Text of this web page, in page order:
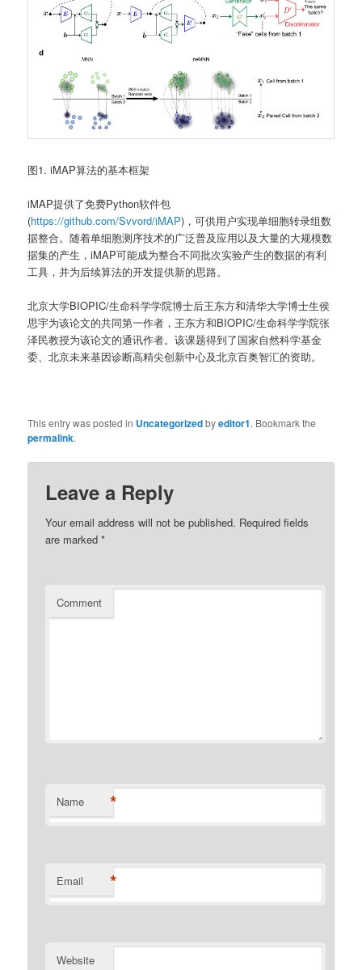
图1. iMAP算法的基本框架
iMAP提供了免费Python软件包
(https://github.com/Svvord/iMAP)，可供用户实现单细胞转录组数
据整合。随着单细胞测序技术的广泛普及应用以及大量的大规模数
据集的产生，iMAP可能成为整合不同批次实验产生的数据的有利
工具，并为后续算法的开发提供新的思路。
北京大学BIOPIC/生命科学学院博士后王东方和清华大学博士生侯
思宇为该论文的共同第一作者，王东方和BIOPIC/生命科学学院张
泽民教授为该论文的通讯作者。该课题得到了国家自然科学基金
委、北京未来基因诊断高精尖创新中心及北京百奥智汇的资助。
This entry was posted in Uncategorizedbyeditor1. Bookmark the
permalink.
Leave a Reply
Your email address will not be published. Required fields
are marked*
Comment
Name *
Email *
Website